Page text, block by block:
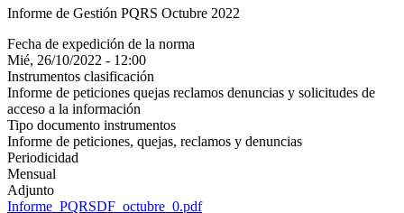
Informe de Gestión PQRS Octubre 2022
Fecha de expedición de la norma
Mié, 26/10/2022 - 12:00
Instrumentos clasificación
Informe de peticiones quejas reclamos denuncias y solicitudes de
acceso a la información
Tipo documento instrumentos
Informe de peticiones, quejas, reclamos y denuncias
Periodicidad
Mensual
Adjunto
Informe_PQRSDF_octubre_0.pdf